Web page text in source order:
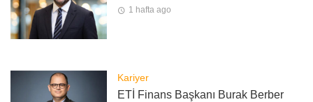
1 hafta ago
Kariyer
ETİ Finans Başkanı Burak Berber